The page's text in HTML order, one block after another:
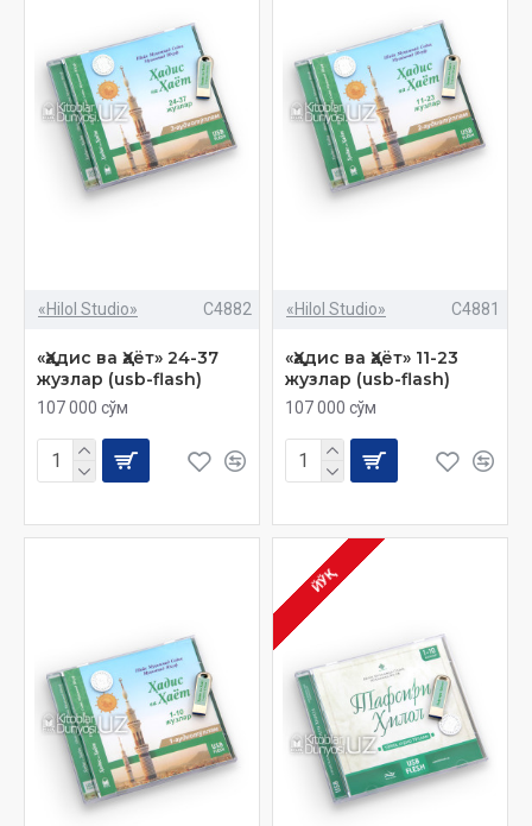
«Hilol Studio» C4882
«Ҳадис ва Ҳаёт» 24-37
жузлар (usb-flash)
107 000 сўм
«Hilol Studio» C4881
«Ҳадис ва Ҳаёт» 11-23
жузлар (usb-flash)
107 000 сўм
ЙЎҚ